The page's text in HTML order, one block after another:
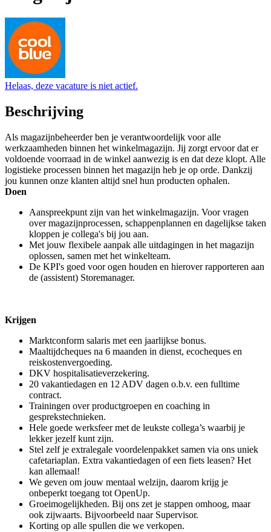
Helaas, deze vacature is niet actief.
Beschrijving
Als magazijnbeheerder ben je verantwoordelijk voor alle
werkzaamheden binnen het winkelmagazijn. Jij zorgt ervoor dat er
voldoende voorraad in de winkel aanwezig is en dat deze klopt. Alle
logistieke processen binnen het magazijn heb je op orde. Dankzij
jou kunnen onze klanten altijd snel hun producten ophalen.
Doen
Aanspreekpunt zijn van het winkelmagazijn. Voor vragen
over magazijnprocessen, schappenplannen en dagelijkse taken
kloppen je collega's bij jou aan.
Met jouw flexibele aanpak alle uitdagingen in het magazijn
oplossen, samen met het winkelteam.
De KPI's goed voor ogen houden en hierover rapporteren aan
de (assistent) Storemanager.
Krijgen
Marktconform salaris met een jaarlijkse bonus.
Maaltijdcheques na 6 maanden in dienst, ecocheques en
reiskostenvergoeding.
DKV hospitalisatieverzekering.
20 vakantiedagen en 12 ADV dagen o.b.v. een fulltime
contract.
Trainingen over productgroepen en coaching in
gesprekstechnieken.
Hele goede werksfeer met de leukste collega’s waarbij je
lekker jezelf kunt zijn.
Stel zelf je extralegale voordelenpakket samen via ons uniek
cafetariaplan. Extra vakantiedagen of een fiets leasen? Het
kan allemaal!
We geven om jouw mentaal welzijn, daarom krijg je
onbeperkt toegang tot OpenUp.
Groeimogelijkheden. Bij ons zet je stappen omhoog, maar
ook zijwaarts. Bijvoorbeeld naar Supervisor.
Korting op alle spullen die we verkopen.